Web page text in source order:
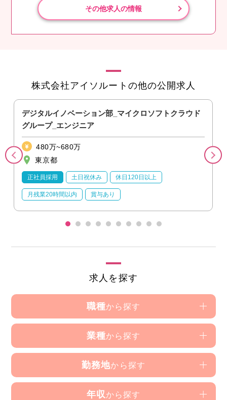
その他求人の情報
株式会社アイソルートの他の公開求人
デジタルイノベーション部_マイクロソフトクラウド
グループ_エンジニア
480万~680万
東京都
正社員採用 土日祝休み 休日120日以上
月残業20時間以内 賞与あり
求人を探す
職種から探す
業種から探す
勤務地から探す
年収 から探す